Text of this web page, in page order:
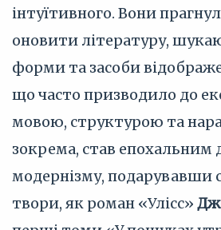
інтуїтивного. Вони
оновити літературу,
форми та засоби
що часто призводило до
мовою, структурою та
зокрема, став епохальним
модернізму, подарувавши
твори, як роман «Улісс»